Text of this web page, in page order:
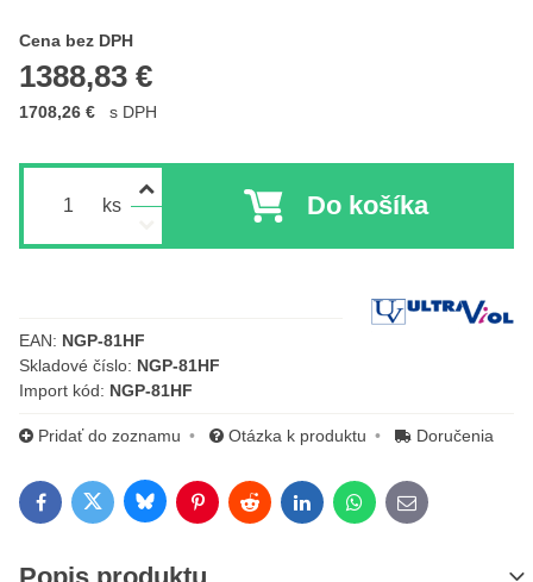
Cena bez DPH
1388,83 €
Cena s DPH
1708,26 € s DPH
ks Do košíka
Výrobca:
EAN: NGP-81HF
Skladové číslo: NGP-81HF
Import kód: NGP-81HF
Pridať do zoznamu Otázka k produktu Doručenia
FacebookTwitterBlueskyPinterestRedditLinkedInWhatsApp
E-mail